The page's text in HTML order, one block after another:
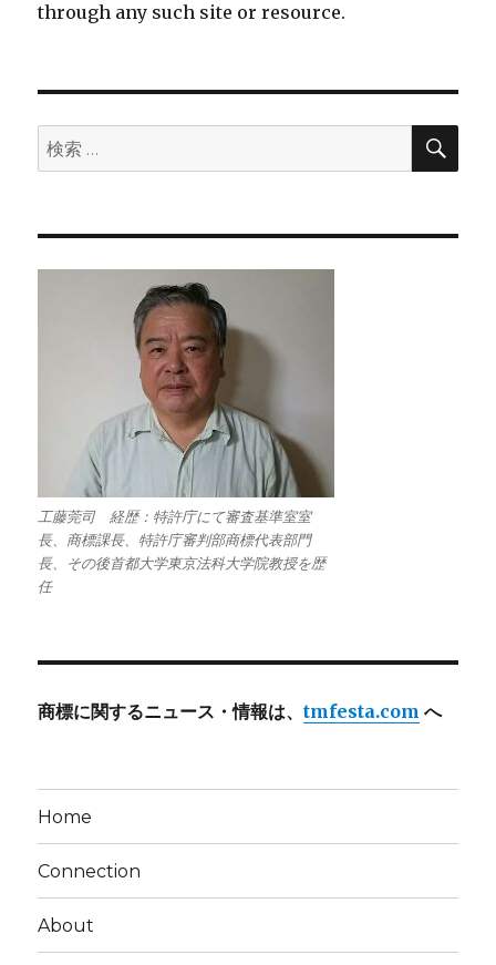
through any such site or resource.
検
索:
検
工藤莞司 経歴：特許庁にて審査基準室室
長、商標課長、特許庁審判部商標代表部門
長、その後首都大学東京法科大学院教授を歴
任
商標に関するニュース・情報は、tmfesta.com へ
Home
Connection
About